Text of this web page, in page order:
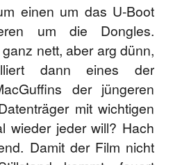
einen um das U-Boot
um die Dongles.
nett, aber arg dünn,
dann eines der
der jüngeren
mit wichtigen
wieder jeder will? Hach
Damit der Film nicht